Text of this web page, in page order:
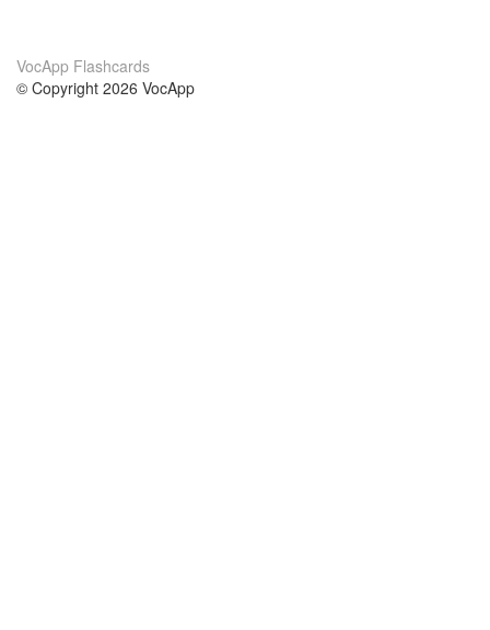
VocApp Flashcards
© Copyright 2026 VocApp